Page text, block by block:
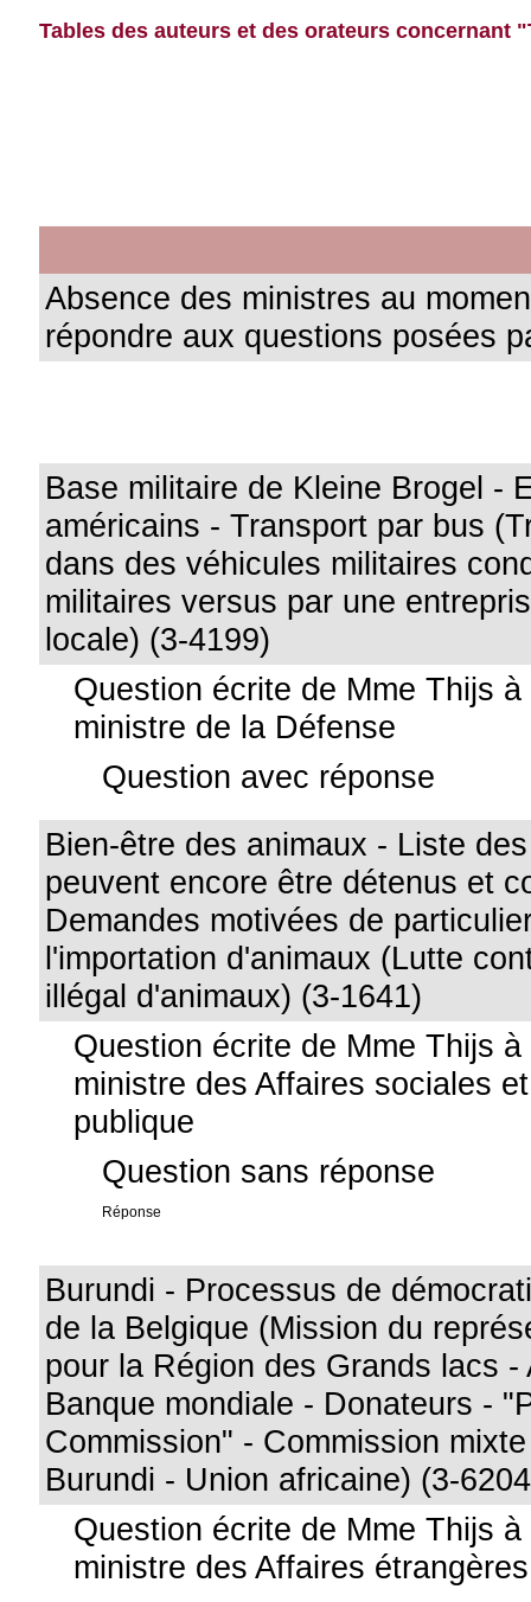
Tables des auteurs et des orateurs concernant
Absence des ministres au
répondre aux questions posées
Base militaire de Kleine Brogel -
américains - Transport par bus
dans des véhicules militaires
militaires versus par une
locale) (3-4199)
Question écrite de Mme Thijs
ministre de la Défense
Question avec réponse
Bien-être des animaux - Liste
peuvent encore être détenus et
Demandes motivées de
l'importation d'animaux (Lutte
illégal d'animaux) (3-1641)
Question écrite de Mme Thijs
ministre des Affaires sociales
publique
Question sans réponse
Réponse
Burundi - Processus de
de la Belgique (Mission du
pour la Région des Grands lacs -
Banque mondiale - Donateurs -
Commission" - Commission
Burundi - Union africaine) (3-
Question écrite de Mme Thijs
ministre des Affaires étrangères